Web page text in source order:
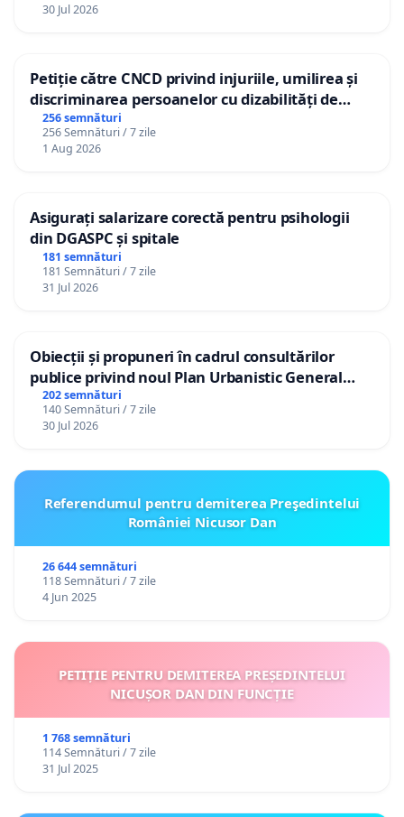
30 Jul 2026
Petiție către CNCD privind injuriile, umilirea și
discriminarea persoanelor cu dizabilități de
către utilizatorul TikTok „Gorici”
256 semnături
256 Semnături / 7 zile
1 Aug 2026
Asigurați salarizare corectă pentru psihologii
din DGASPC și spitale
181 semnături
181 Semnături / 7 zile
31 Jul 2026
Obiecții și propuneri în cadrul consultărilor
publice privind noul Plan Urbanistic General
(PUG) Ialoveni
202 semnături
140 Semnături / 7 zile
30 Jul 2026
Referendumul pentru demiterea Preşedintelui
României Nicusor Dan
26 644 semnături
118 Semnături / 7 zile
4 Jun 2025
PETIȚIE PENTRU DEMITEREA PREȘEDINTELUI
NICUȘOR DAN DIN FUNCȚIE
1 768 semnături
114 Semnături / 7 zile
31 Jul 2025